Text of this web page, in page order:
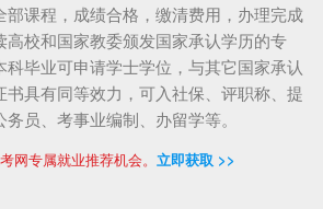
课程，成绩合格，缴清费用，办理完成
校和国家教委颁发国家承认学历的专
科毕业可申请学士学位，与其它国家承认
书具有同等效力，可入社保、评职称、提
员、考事业编制、办留学等。
网专属就业推荐机会。 立即获取 >>